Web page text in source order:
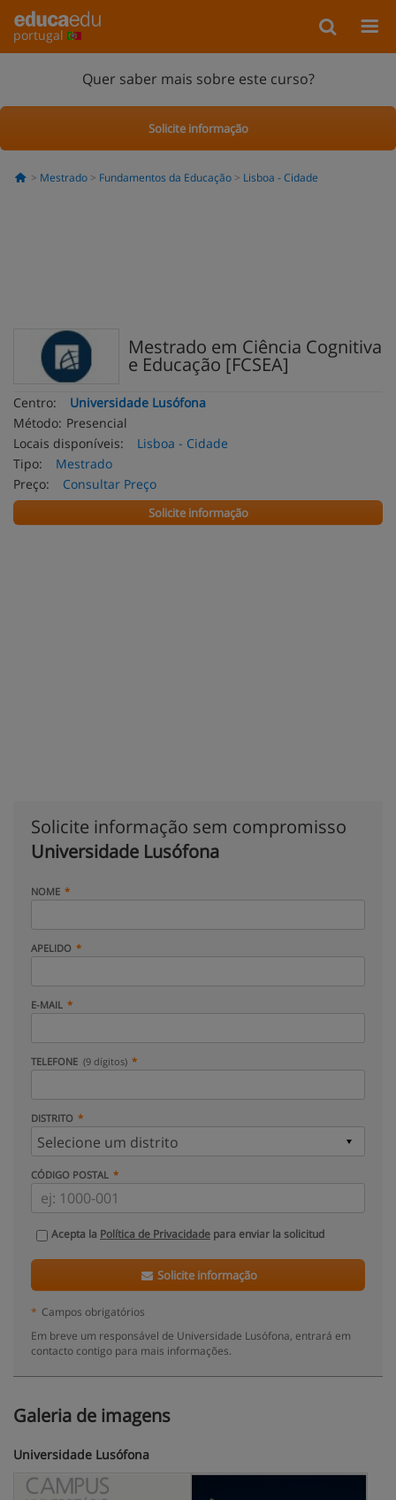
portugal
Quer saber mais sobre este curso?
Solicite informação
Mestrado Fundamentos da Educação Lisboa - Cidade
Mestrado em Ciência Cognitiva
e Educação [FCSEA]
Centro:
Universidade Lusófona
Método: Presencial
Locais disponíveis:
Lisboa - Cidade
Tipo:
Mestrado
Preço:
Consultar Preço
Solicite informação
Solicite informação sem compromisso
Universidade Lusófona
NOME
APELIDO
E-MAIL
TELEFONE (9 dígitos)
DISTRITO
CÓDIGO POSTAL
Acepta la Política de Privacidade para enviar la solicitud
Solicite informação
* Campos obrigatórios
Em breve um responsável de Universidade Lusófona, entrará em
contacto contigo para mais informações.
Galeria de imagens
Universidade Lusófona